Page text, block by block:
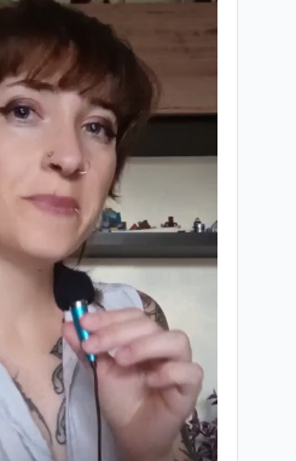
Scuola 7 ago
“Noi siamo le Scuole”:
sport e musica a San